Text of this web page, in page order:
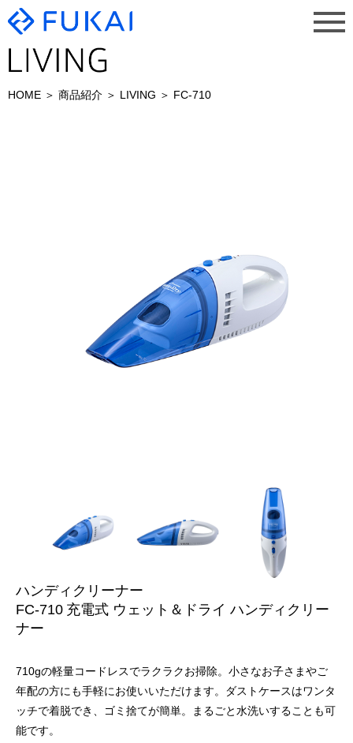
HOME 商品紹介 LIVING FC-710
ハンディクリーナー
FC-710 充電式 ウェット＆ドライ ハンディクリー
ナー
710gの軽量コードレスでラクラクお掃除。小さなお子さまやご
年配の方にも手軽にお使いいただけます。ダストケースはワンタ
ッチで着脱でき、ゴミ捨てが簡単。まるごと水洗いすることも可
能です。